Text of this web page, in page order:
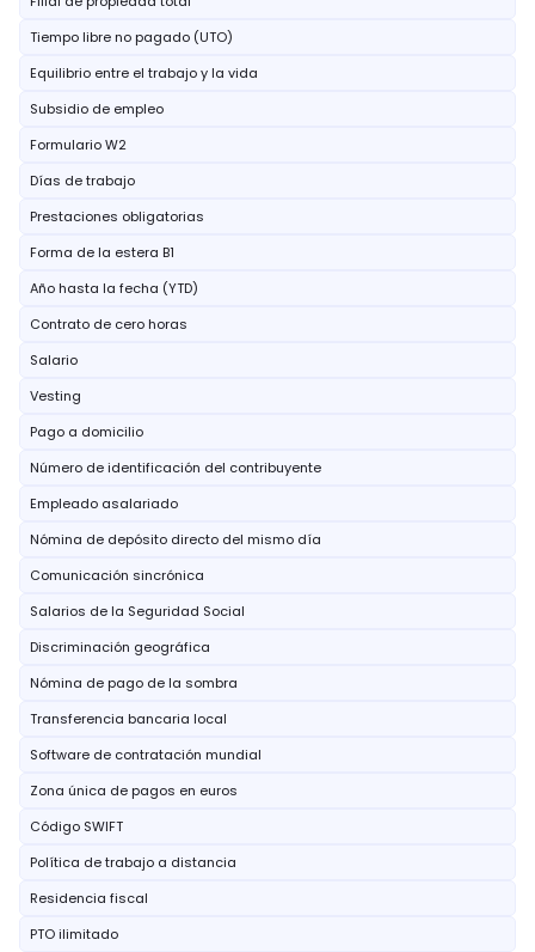
Tiempo libre no pagado (UTO)
Equilibrio entre el trabajo y la vida
Subsidio de empleo
Formulario W2
Días de trabajo
Prestaciones obligatorias
Forma de la estera B1
Año hasta la fecha (YTD)
Contrato de cero horas
Salario
Vesting
Pago a domicilio
Número de identificación del contribuyente
Empleado asalariado
Nómina de depósito directo del mismo día
Comunicación sincrónica
Salarios de la Seguridad Social
Discriminación geográfica
Nómina de pago de la sombra
Transferencia bancaria local
Software de contratación mundial
Zona única de pagos en euros
Código SWIFT
Política de trabajo a distancia
Residencia fiscal
PTO ilimitado